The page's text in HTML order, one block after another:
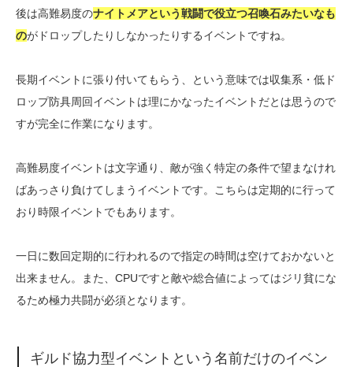
後は高難易度のナイトメアという戦闘で役立つ召喚石みたいなも
のがドロップしたりしなかったりするイベントですね。
長期イベントに張り付いてもらう、という意味では収集系・低ド
ロップ防具周回イベントは理にかなったイベントだとは思うので
すが完全に作業になります。
高難易度イベントは文字通り、敵が強く特定の条件で望まなけれ
ばあっさり負けてしまうイベントです。こちらは定期的に行って
おり時限イベントでもあります。
一日に数回定期的に行われるので指定の時間は空けておかないと
出来ません。また、CPUですと敵や総合値によってはジリ貧にな
るため極力共闘が必須となります。
ギルド協力型イベントという名前だけのイベン